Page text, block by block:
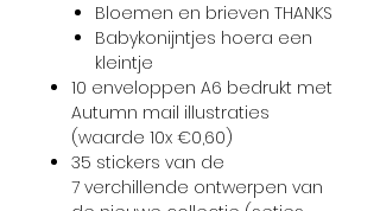
Bloemen en brieven THANKS
Babykonijntjes hoera een
kleintje
10 enveloppen A6 bedrukt met
Autumn mail illustraties
(waarde 10x €0,60)
35 stickers van de
7 verchillende ontwerpen van